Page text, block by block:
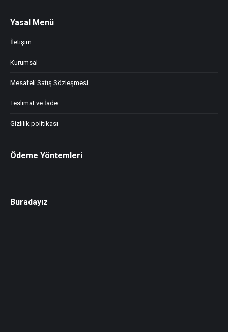
Yasal Menü
İletişim
Kurumsal
Mesafeli Satış Sözleşmesi
Teslimat ve İade
Gizlilik politikası
Ödeme Yöntemleri
Buradayız